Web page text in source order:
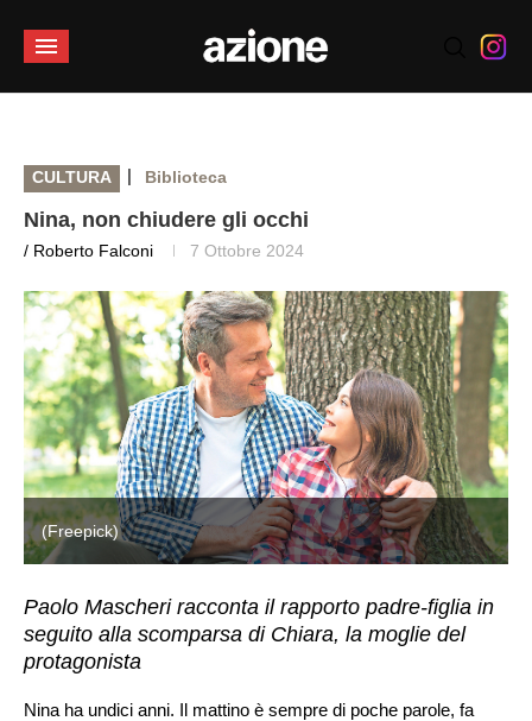
CULTURA | Biblioteca
Nina, non chiudere gli occhi
/ Roberto Falconi 7 Ottobre 2024
(Freepick)
Paolo Mascheri racconta il rapporto padre-figlia in
seguito alla scomparsa di Chiara, la moglie del
protagonista
Nina ha undici anni. Il mattino è sempre di poche parole, fa